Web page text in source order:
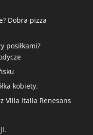
Dobra pizza
posiłkami?
kobiety.
Villa Italia Renesans